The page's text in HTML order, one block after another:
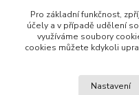
+420 774 207 980
Po - Pá: 8.00 - 16.00 hod.
Pro základní funkčnost,
účely a v případě udělení
využíváme soubory
cookies můžete kdykoli
Nastavení